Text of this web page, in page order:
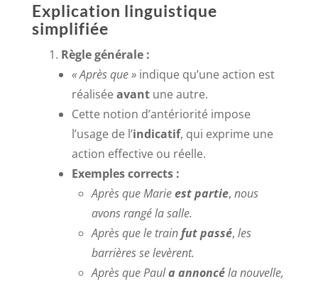
Explication linguistique
simplifiée
Règle générale :
« Après que »indique qu’une action est
réaliséeavantune autre.
Cette notion d’antériorité impose
l’usage de l’indicatif, qui exprime une
action effective ou réelle.
Exemples corrects :
Après que Marieest partie, nous
avons rangé la salle.
Après que le trainfut passé, les
barrières se levèrent.
Après que Paula annoncéla nouvelle,